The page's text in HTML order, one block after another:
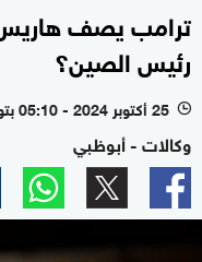
ترامب يصف
رئيس الصين؟
l 25 أكتوبر 2024 - 05:10 بتوقيت أبوظبي
وكالات - أبوظبي